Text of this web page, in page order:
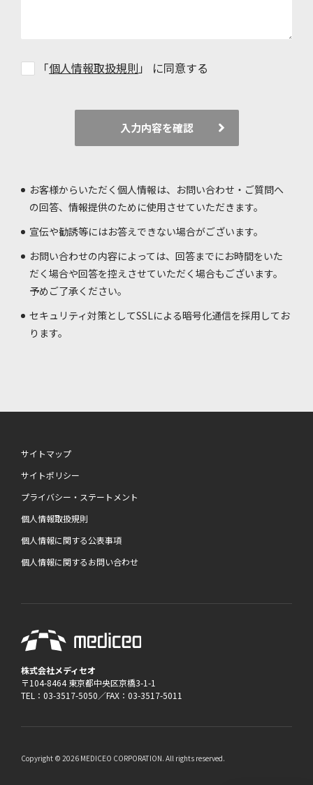
「個人情報取扱規則 」 に同意する
入力内容を確認
お客様からいただく個人情報は、お問い合わせ・ご質問へ
の回答、情報提供のために使用させていただきます。
宣伝や勧誘等にはお答えできない場合がございます。
お問い合わせの内容によっては、回答までにお時間をいた
だく場合や回答を控えさせていただく場合もございます。
予めご了承ください。
セキュリティ対策としてSSLによる暗号化通信を採用してお
ります。
サイトマップ
サイトポリシー
プライバシー・ステートメント
個人情報取扱規則
個人情報に関する公表事項
個人情報に関するお問い合わせ
株式会社メディセオ
〒104-8464 東京都中央区京橋3-1-1
TEL：03-3517-5050／FAX：03-3517-5011
Copyright © 2026 MEDICEO CORPORATION. All rights reserved.